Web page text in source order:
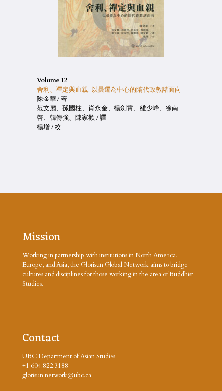
Volume 12
舍利、禪定與血親: 以曇遷為中心的隋代政教諸面向
陳金華 / 著
范文麗、孫國柱、肖永奎、楊劍霄、雒少峰、徐南
啓、韓傳強、陳家歡 / 譯
楊增 / 校
Mission
Working in partnership with institutions in North America,
Europe, and Asia, the Glorisun Global Network aims to bridge
cultures and disciplines for those working in the area of Buddhist
Studies.
Contact
UBC Department of Asian Studies
+1 604.822.3188
glorisun.network@ubc.ca